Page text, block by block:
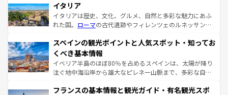
イタリア
イタリアは歴史、文化、グルメ、自然と多彩な魅力にあふ
れた国。 ローマの古代遺跡やフィレンツェのルネッサンス
ろん、トスカーナの美しい田園風景やアマルフィ海岸の絶
景など、自然景観も見逃せない。観光の合間には、本場の
ピザやパスタなど、絶品のイタリア料理を堪能することも
できる。朝目覚めてから夜眠るまで、すべての瞬間を楽し
なお、新着のイタリア情報はコンテンツ一覧を参照してほ
スペインの観光ポイントと人気スポット・知ってお
くべき基本情報
イベリア半島のほぼ80％を占めるスペインは、太陽が降り
注ぐ地中海沿岸から雄大なピレネー山脈まで、多彩な自然
文化が根付くこの国では、情熱的なフラメンコ、熱気あふ
フランスの基本情報と観光ガイド・有名観光スポ